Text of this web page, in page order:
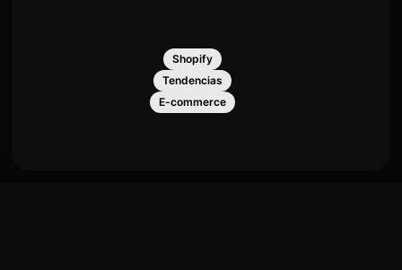
Shopify
Tendencias
E-commerce